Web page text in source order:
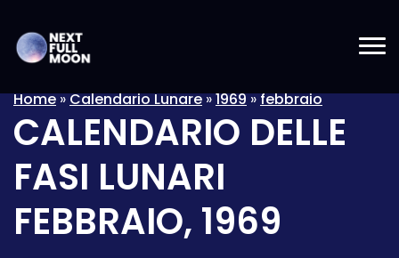
Home»Calendario Lunare»1969»febbraio
CALENDARIO DELLE
FASI LUNARI
FEBBRAIO, 1969